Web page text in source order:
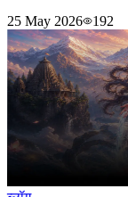
25 May 2026
192